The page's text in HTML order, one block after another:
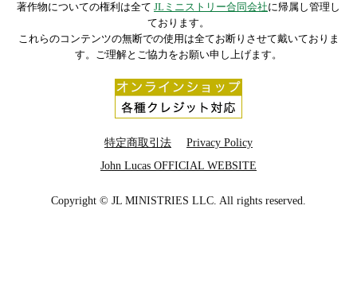
著作物についての権利は全て JLミニストリー合同会社に帰属し管理し
ております。
これらのコンテンツの無断での使用は全てお断りさせて戴いておりま
す。ご理解とご協力をお願い申し上げます。
特定商取引法
Privacy Policy
John Lucas OFFICIAL WEBSITE
Copyright © JL MINISTRIES LLC. All rights reserved.